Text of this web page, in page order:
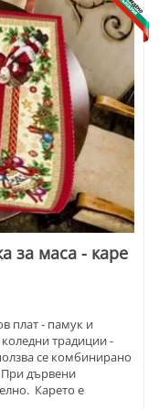
за маса - каре
плат - памук и
традиции -
се комбинирано
При дървени
Карето е